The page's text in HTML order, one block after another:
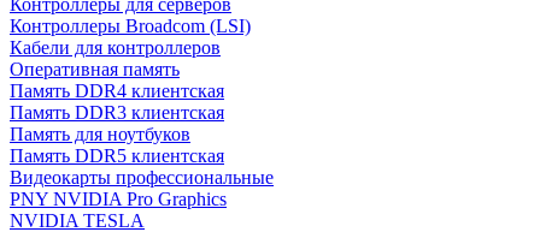
Контроллеры для серверов
Контроллеры Broadcom (LSI)
Кабели для контроллеров
Оперативная память
Память DDR4 клиентская
Память DDR3 клиентская
Память для ноутбуков
Память DDR5 клиентская
Видеокарты профессиональные
PNY NVIDIA Pro Graphics
NVIDIA TESLA